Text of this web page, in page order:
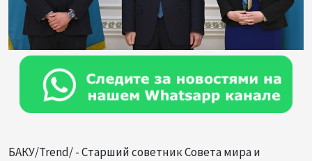
БАКУ/Trend/ - Старший советник Совета мира и